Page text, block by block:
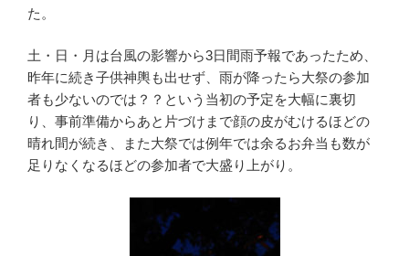
た。
土・日・月は台風の影響から3日間雨予報であったため、
昨年に続き子供神輿も出せず、雨が降ったら大祭の参加
者も少ないのでは？？という当初の予定を大幅に裏切
り、事前準備からあと片づけまで顔の皮がむけるほどの
晴れ間が続き、また大祭では例年では余るお弁当も数が
足りなくなるほどの参加者で大盛り上がり。